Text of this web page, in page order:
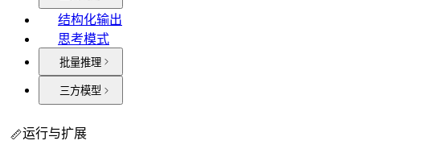
结构化输出
思考模式
批量推理
三方模型
运行与扩展